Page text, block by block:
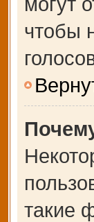
чтобы
такие